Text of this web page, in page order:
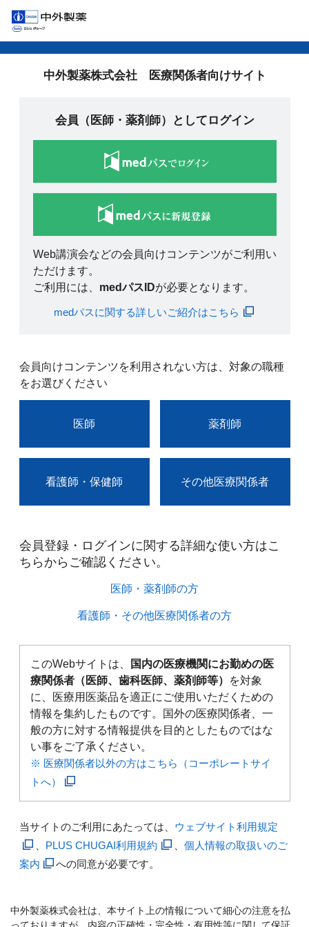
中外製薬株式会社 医療関係者向けサイト
会員（医師・薬剤師）としてログイン
Web講演会などの会員向けコンテンツがご利用い
ただけます。
ご利用には、 medパスIDが必要となります。
medパスに関する詳しいご紹介はこちら
会員向けコンテンツを利用されない方は、対象の職種
をお選びください
医師 薬剤師
看護師・保健師 その他医療関係者
会員登録・ログインに関する詳細な使い方はこ
ちらからご確認ください。​
医師・薬剤師の方​
看護師・その他医療関係者の方​
このWebサイトは、
国内の医療機関にお勤めの医
療関係者（医師、歯科医師、薬剤師等）
を対象
に、医療用医薬品を適正にご使用いただくための
情報を集約したものです。国外の医療関係者、一
般の方に対する情報提供を目的としたものではな
い事をご了承ください。
※ 医療関係者以外の方はこちら（コーポレートサイ
トへ）
当サイトのご利用にあたっては、 ウェブサイト利用規定
PLUS CHUGAI利用規約
個人情報の取扱いのご
案内
への同意が必要です。
中外製薬株式会社は、本サイト上の情報について細心の注意を払
っておりますが、内容の正確性・完全性・有用性等に関して保証